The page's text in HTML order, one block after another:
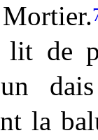
lit de
la